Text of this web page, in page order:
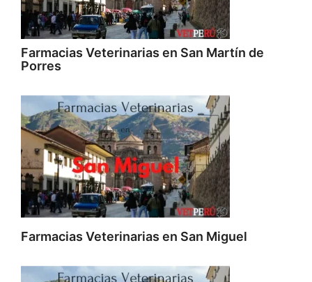
Farmacias Veterinarias en San Martín de
Porres
Farmacias Veterinarias en San Miguel